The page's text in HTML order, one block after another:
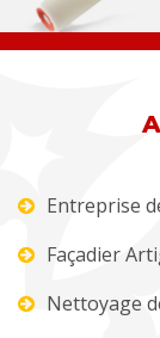
Entreprise
Façadier
Nettoyage